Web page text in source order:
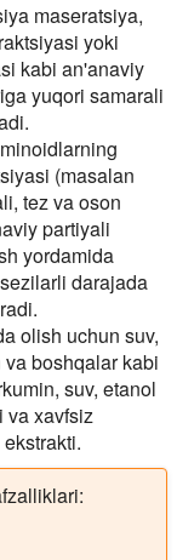
maseratsiya,
yoki
kabi an'anaviy
yuqori samarali
(masalan
tez va oson
partiyali
yordamida
darajada
olish uchun suv,
boshqalar kabi
suv, etanol
va xavfsiz